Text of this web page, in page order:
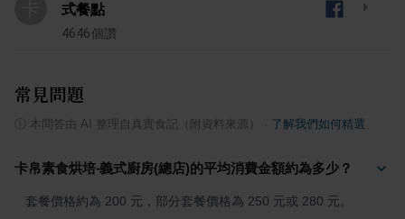
式餐點
4646個讚
常見問題
本問答由 AI 整理自真實食記（附資料來源） 了解我們如何精選
卡帛素食烘培‧義式廚房(總店)的平均消費金額約為多少？
套餐價格約為 200 元，部分套餐價格為 250 元或 280 元。